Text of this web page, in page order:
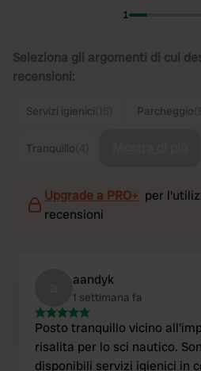
1
Seleziona gli argomenti di cui
recensioni:
Servizi igienici Parcheggio
Tranquillo
Upgrade a PRO+ per
recensioni
aandyk
1 settimana fa
Posto tranquillo vicino
risalita per lo sci nautico.
disponibili servizi igienici in